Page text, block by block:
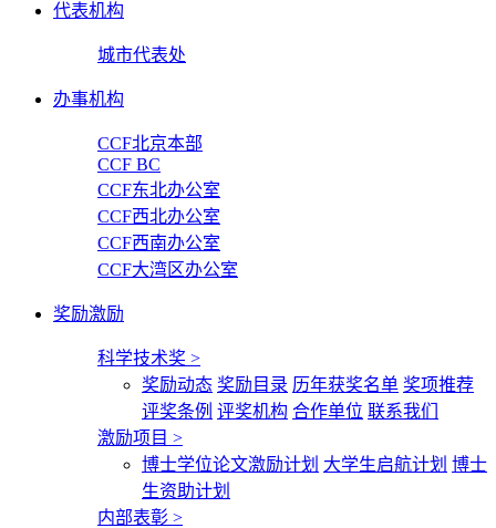
代表机构
城市代表处
办事机构
CCF北京本部
CCF BC
CCF东北办公室
CCF西北办公室
CCF西南办公室
CCF大湾区办公室
奖励激励
科学技术奖 >
奖励动态 奖励目录 历年获奖名单 奖项推荐
评奖条例 评奖机构 合作单位 联系我们
激励项目 >
博士学位论文激励计划 大学生启航计划 博士
生资助计划
内部表彰 >